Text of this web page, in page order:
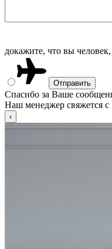
докажите, что вы
Спасибо за Ваше
Наш менеджер свяжется